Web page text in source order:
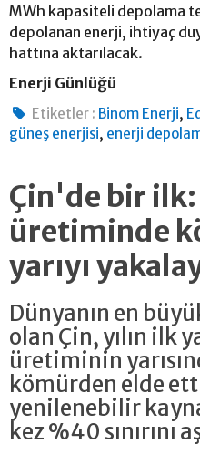
MWh kapasiteli depolama
depolanan enerji, ihtiyaç
hattına aktarılacak.
Enerji Günlüğü
Etiketler : Binom Enerji,
güneş enerjisi, enerji
Çin'de bir
üretiminde
yarıyı
Dünyanın en
olan Çin, yılın ilk
üretiminin
kömürden elde
yenilenebilir
kez %40 sınırını